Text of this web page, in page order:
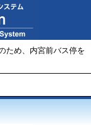
ため、内宮前バス停を